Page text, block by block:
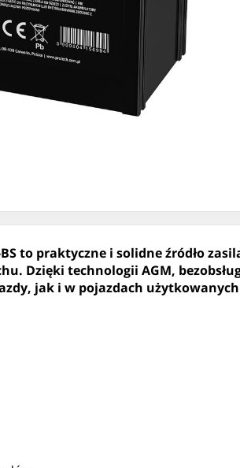
to praktyczne i solidne źródło
Dzięki technologii AGM,
jak i w pojazdach